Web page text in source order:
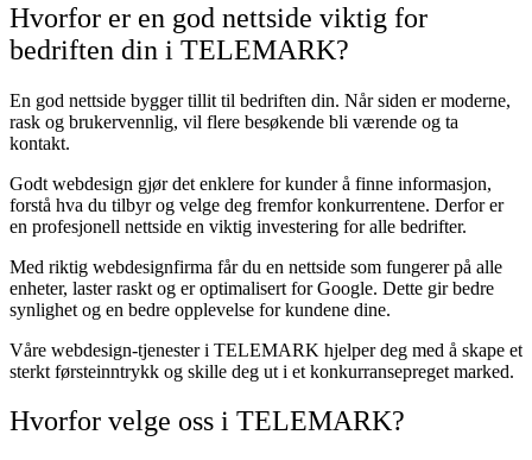
Hvorfor er en god nettside viktig for
bedriften din i TELEMARK?
En god nettside bygger tillit til bedriften din. Når siden er moderne,
rask og brukervennlig, vil flere besøkende bli værende og ta
kontakt.
Godt webdesign gjør det enklere for kunder å finne informasjon,
forstå hva du tilbyr og velge deg fremfor konkurrentene. Derfor er
en profesjonell nettside en viktig investering for alle bedrifter.
Med riktig webdesignfirma får du en nettside som fungerer på alle
enheter, laster raskt og er optimalisert for Google. Dette gir bedre
synlighet og en bedre opplevelse for kundene dine.
Våre webdesign-tjenester i TELEMARK hjelper deg med å skape et
sterkt førsteinntrykk og skille deg ut i et konkurransepreget marked.
Hvorfor velge oss i TELEMARK?